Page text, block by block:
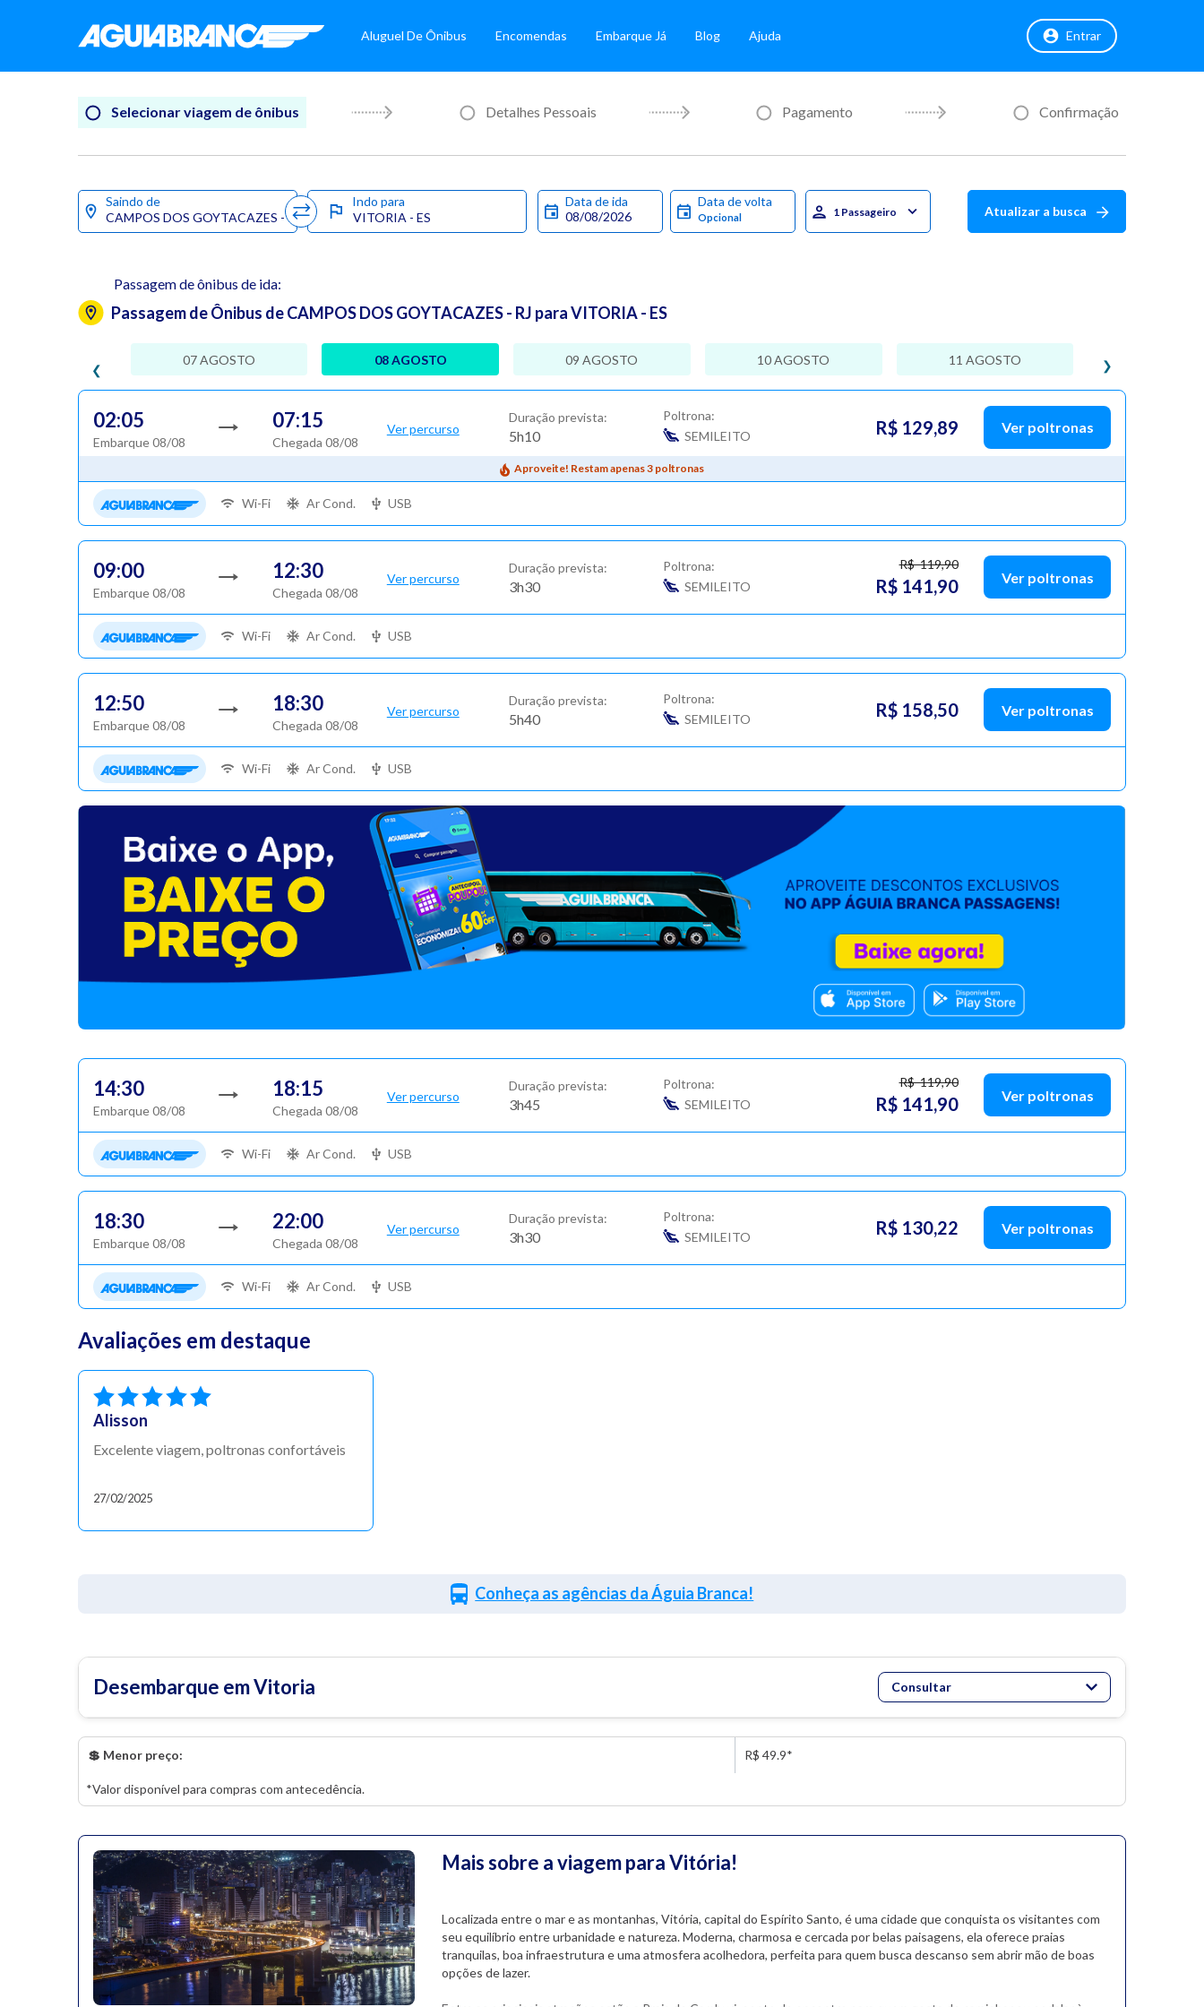
Aluguel De Ônibus Encomendas Embarque Já Blog Ajuda Entrar
Selecionar viagem de ônibus Detalhes Pessoais Pagamento Confirmação
Saindo de Indo para Data de ida Data de volta
1 Passageiro Atualizar a busca
Passagem de ônibus de ida:
Passagem de Ônibus de CAMPOS DOS GOYTACAZES - RJ para VITORIA - ES
❯
❮
07 AGOSTO 08 AGOSTO 09 AGOSTO 10 AGOSTO 11 AGOSTO
02:05
Embarque 08/08
07:15
Chegada 08/08
Ver percurso
Duração prevista:
5h10
Poltrona:
SEMILEITO
R$ 129,89 Ver poltronas
Aproveite! Restam apenas 3 poltronas
Wi-Fi Ar Cond. USB
09:00
Embarque 08/08
12:30
Chegada 08/08
Ver percurso
Duração prevista:
3h30
Poltrona:
SEMILEITO
R$ 119,90
R$ 141,90 Ver poltronas
Wi-Fi Ar Cond. USB
12:50
Embarque 08/08
18:30
Chegada 08/08
Ver percurso
Duração prevista:
5h40
Poltrona:
SEMILEITO
R$ 158,50 Ver poltronas
Wi-Fi Ar Cond. USB
14:30
Embarque 08/08
18:15
Chegada 08/08
Ver percurso
Duração prevista:
3h45
Poltrona:
SEMILEITO
R$ 119,90
R$ 141,90 Ver poltronas
Wi-Fi Ar Cond. USB
18:30
Embarque 08/08
22:00
Chegada 08/08
Ver percurso
Duração prevista:
3h30
Poltrona:
SEMILEITO
R$ 130,22 Ver poltronas
Wi-Fi Ar Cond. USB
Avaliações em destaque
Alisson
Excelente viagem, poltronas confortáveis
27/02/2025
Conheça as agências da Águia Branca!
Desembarque em Vitoria Consultar
💲 Menor preço: R$ 49.9*
*Valor disponível para compras com antecedência.
Mais sobre a viagem para Vitória!
Localizada entre o mar e as montanhas, Vitória, capital do Espírito Santo, é uma cidade que conquista os visitantes com
seu equilíbrio entre urbanidade e natureza. Moderna, charmosa e cercada por belas paisagens, ela oferece praias
tranquilas, boa infraestrutura e uma atmosfera acolhedora, perfeita para quem busca descanso sem abrir mão de boas
opções de lazer.